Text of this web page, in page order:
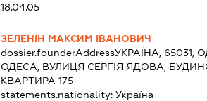
18.04.05
ЗЕЛЕНІН МАКСИМ ІВАНОВИЧ
dossier.founderAddressУКРАЇНА, 65031,
ОДЕСА, ВУЛИЦЯ СЕРГІЯ ЯДОВА,
КВАРТИРА 175
statements.nationality: Україна